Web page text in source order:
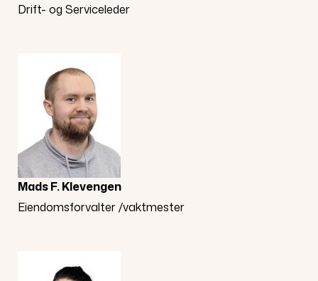
Drift- og Serviceleder
Mads F. Klevengen
Eiendomsforvalter /vaktmester